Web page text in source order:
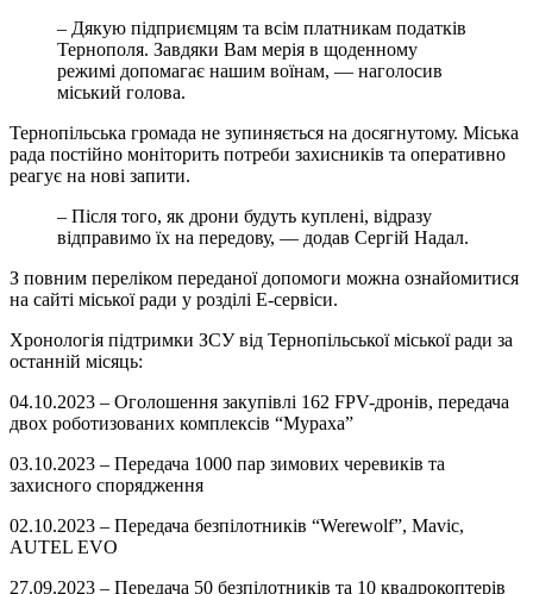
– Дякую підприємцям та всім платникам податків
Тернополя. Завдяки Вам мерія в щоденному
режимі допомагає нашим воїнам, — наголосив
міський голова.
Тернопільська громада не зупиняється на досягнутому. Міська
рада постійно моніторить потреби захисників та оперативно
реагує на нові запити.
– Після того, як дрони будуть куплені, відразу
відправимо їх на передову, — додав Сергій Надал.
З повним переліком переданої допомоги можна ознайомитися
на сайті міської ради у розділі Е-сервіси.
Хронологія підтримки ЗСУ від Тернопільської міської ради за
останній місяць:
04.10.2023 – Оголошення закупівлі 162 FPV-дронів, передача
двох роботизованих комплексів “Мураха”
03.10.2023 – Передача 1000 пар зимових черевиків та
захисного спорядження
02.10.2023 – Передача безпілотників “Werewolf”, Mavic,
AUTEL EVO
27.09.2023 – Передача 50 безпілотників та 10 квадрокоптерів